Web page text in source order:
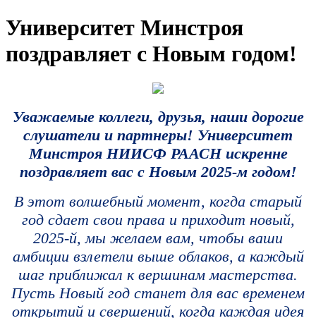
Университет Минстроя
поздравляет с Новым годом!
Уважаемые коллеги, друзья, наши дорогие
слушатели и партнеры! Университет
Минстроя НИИСФ РААСН искренне
поздравляет вас с Новым 2025-м годом!
В этот волшебный момент, когда старый
год сдает свои права и приходит новый,
2025-й, мы желаем вам, чтобы ваши
амбиции взлетели выше облаков, а каждый
шаг приближал к вершинам мастерства.
Пусть Новый год станет для вас временем
открытий и свершений, когда каждая идея